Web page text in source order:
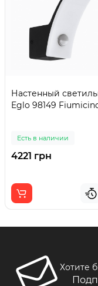
Настенный
Eglo 98149
Есть в наличии
4221 грн
Хотите